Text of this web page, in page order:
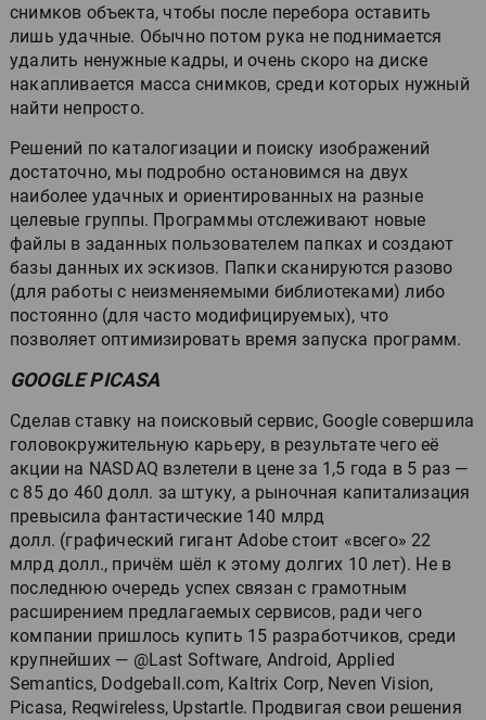
снимков объекта, чтобы после перебора оставить
лишь удачные. Обычно потом рука не поднимается
удалить ненужные кадры, и очень скоро на диске
накапливается масса снимков, среди которых нужный
найти непросто.
Решений по каталогизации и поиску изображений
достаточно, мы подробно остановимся на двух
наиболее удачных и ориентированных на разные
целевые группы. Программы отслеживают новые
файлы в заданных пользователем папках и создают
базы данных их эскизов. Папки сканируются разово
(для работы с неизменяемыми библиотеками) либо
постоянно (для часто модифицируемых), что
позволяет оптимизировать время запуска программ.
GOOGLE PICASA
Сделав ставку на поисковый сервис, Google совершила
головокружительную карьеру, в результате чего её
акции на NASDAQ взлетели в цене за 1,5 года в 5 раз —
с 85 до 460 долл. за штуку, а рыночная капитализация
превысила фантастические 140 млрд
долл. (графический гигант Adobe стоит «всего» 22
млрд долл., причём шёл к этому долгих 10 лет). Не в
последнюю очередь успех связан с грамотным
расширением предлагаемых сервисов, ради чего
компании пришлось купить 15 разработчиков, среди
крупнейших — @Last Software, Android, Applied
Semantics, Dodgeball.com, Kaltrix Corp, Neven Vision,
Picasa, Reqwireless, Upstartle. Продвигая свои решения